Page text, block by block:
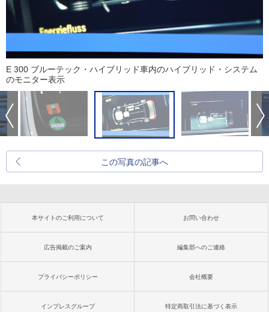
E 300 ブルーテック・ハイブリッド車内のハイブリッド・システム
のモニター表示
この写真の記事へ
本サイトのご利用について お問い合わせ
広告掲載のご案内 編集部へのご連絡
プライバシーポリシー 会社概要
インプレスグループ 特定商取引法に基づく表示